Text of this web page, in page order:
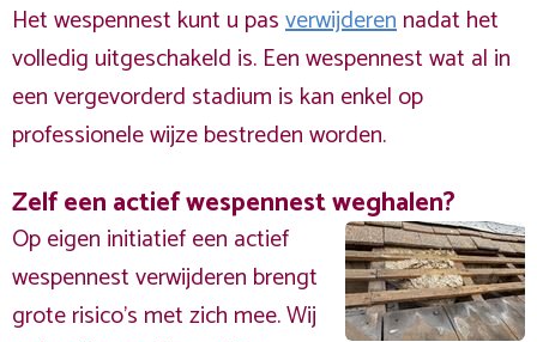
Het wespennest kunt u pasverwijderennadat het
volledig uitgeschakeld is. Een wespennest wat al in
een vergevorderd stadium is kan enkel op
professionele wijze bestreden worden.
Zelf een actief wespennest weghalen?
Op eigen initiatief een actief
wespennest verwijderen brengt
grote risico’s met zich mee. Wij